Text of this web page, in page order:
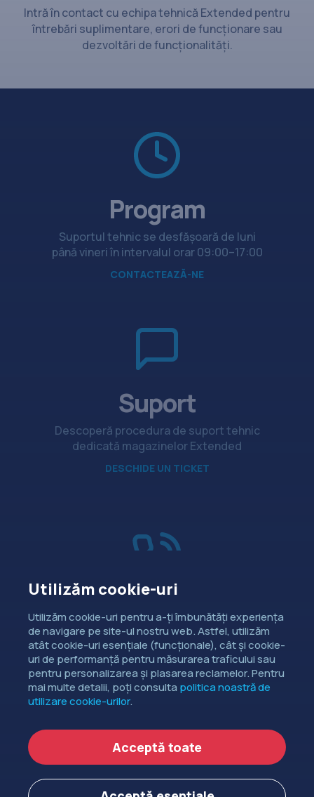
Intră în contact cu echipa tehnică Extended pentru
întrebări suplimentare, erori de funcționare sau
dezvoltări de funcționalități.
Program
Suportul tehnic se desfășoară de luni
până vineri în intervalul orar 09:00–17:00
CONTACTEAZĂ-NE
Suport
Descoperă procedura de suport tehnic
dedicată magazinelor Extended
DESCHIDE UN TICKET
Vânzări
Dorești să intri în contact cu
departamentul de relații comerciale?
CONTACTEAZĂ-NE
Copyright ©EXTENDED DEV SRL2006-2026.
Politica de cookie-uri
Politica de confidențialitate
Utilizăm cookie-uri
Utilizăm cookie-uri pentru a-ți îmbunătăți experiența
de navigare pe site-ul nostru web. Astfel, utilizăm
atât cookie-uri esențiale (funcționale), cât și cookie-
uri de performanță pentru măsurarea traficului sau
pentru personalizarea și plasarea reclamelor. Pentru
mai multe detalii, poți consulta politica noastră de
utilizare cookie-urilor.
Acceptă toate